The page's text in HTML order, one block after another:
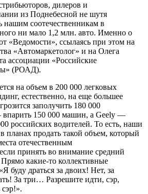
дилеров и
из Поднебесной не шутя
нашим соотечественникам в
ни мало 1,2 млн. авто. Именно о
«Ведомости», ссылаясь при этом на
«Автомаркетолог» и на Олега
ассоциации «Российские
(РОАД).
на объем в 200 000 легковых
естественно, на еще большее
заполучить 180 000
впарить 150 000 машин, а Geely —
российских водителей. То есть, наши
планах продать такой объем, который
отечественным
принять во внимание средний
какие-то коллективные
буду драться за двоих! Нет, за
За три… Разрешите идти, сэр,